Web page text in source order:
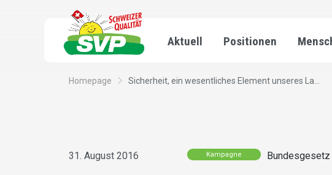
Aktuell Positionen
Homepage Sicherheit, ein wesentliches Element unseres La...
31. August 2016 Kampagne